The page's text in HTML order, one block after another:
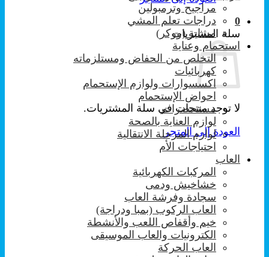
0
سلة المشتريات
لا توجد منتجات في سلة المشتريات.
العودة إلى المتجر
مراجيح وترمبولين
دراجات تعلم المشي
مشاية (ووكر)
استحمام وعناية
التخلص من الحفاض ومستلزماته
كهربائيات
اكسسوارات ولوازم الإستحمام
احواض الإستحمام
مستحضرات
لوازم العناية بالصحة
لوازم المرحلة الانتقالية
احتياجات الأم
العاب
المركبات الكهربائية
خشاخيش ودمى
سجادة وفرشة العاب
العاب الركوب (بمبا ودراجة)
خيم وأقفاص اللعب والأنشطة
الكترونيات والعاب الموسيقى
العاب الحركة